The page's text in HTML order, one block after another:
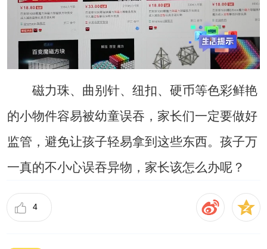
磁力珠、曲别针、纽扣、硬币等色彩鲜艳
的小物件容易被幼童误吞，家长们一定要做好
监管，避免让孩子轻易拿到这些东西。孩子万
一真的不小心误吞异物，家长该怎么办呢？
4